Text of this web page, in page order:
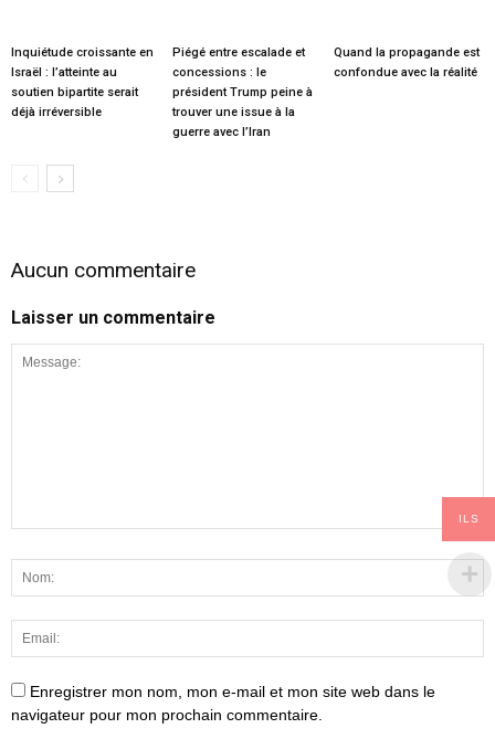
Inquiétude croissante en
Israël : l’atteinte au
soutien bipartite serait
déjà irréversible
Piégé entre escalade et
concessions : le
président Trump peine à
trouver une issue à la
guerre avec l’Iran
Quand la propagande est
confondue avec la réalité
Aucun commentaire
Laisser un commentaire
Enregistrer mon nom, mon e-mail et mon site web dans le
navigateur pour mon prochain commentaire.
ILS